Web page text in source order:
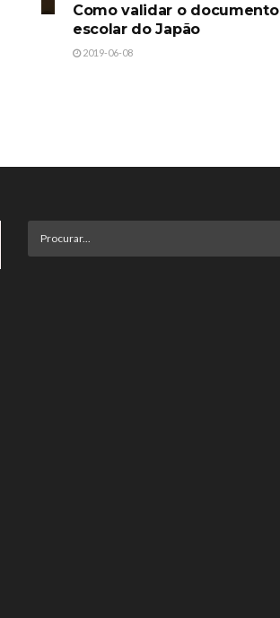
Como validar o documento
escolar do Japão
2019-06-08